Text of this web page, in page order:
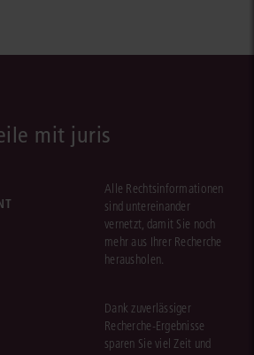
mit juris
Alle Rechtsinformationen
sind untereinander
vernetzt, damit Sie noch
mehr aus Ihrer Recherche
herausholen.
Dank zuverlässiger
Recherche-Ergebnisse
sparen Sie viel Zeit und